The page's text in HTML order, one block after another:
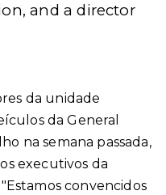
and a director
da unidade
da General
na semana passada,
executivos da
convencidos